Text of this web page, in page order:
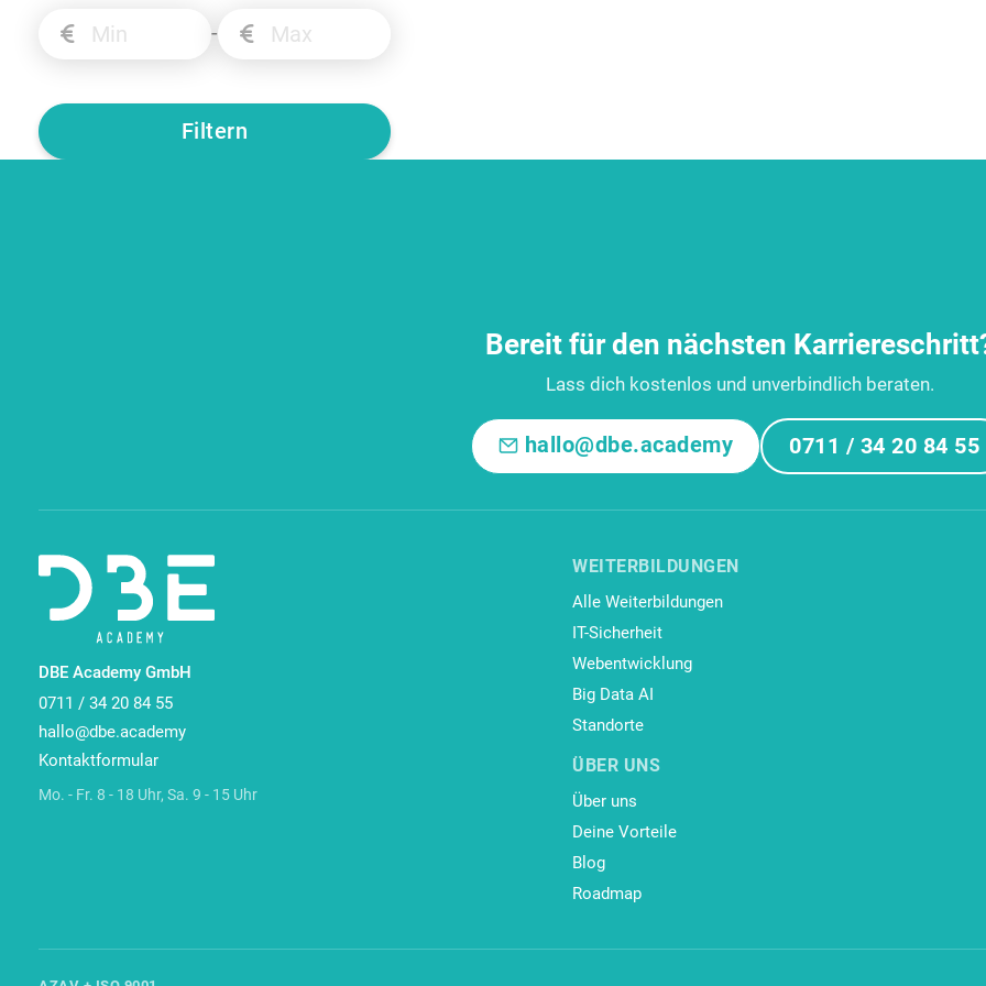
-
Filtern
Bereit für den nächsten
Lass dich kostenlos und unverbindlich beraten.
hallo@dbe.academy 0711 / 34 20 84 55
DBE Academy GmbH
0711 / 34 20 84 55
hallo@dbe.academy
Kontaktformular
Mo. - Fr. 8 - 18 Uhr, Sa. 9 - 15 Uhr
WEITERBILDUNGEN
Alle Weiterbildungen
IT-Sicherheit
Webentwicklung
Big Data AI
Standorte
ÜBER UNS
Über uns
Deine Vorteile
Blog
Roadmap